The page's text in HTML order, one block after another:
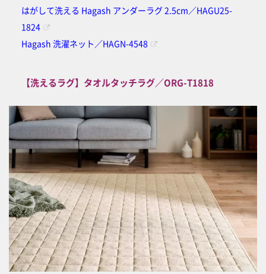
はがして洗える Hagash アンダーラグ 2.5cm／HAGU25-
1824
Hagash 洗濯ネット／HAGN-4548
【洗えるラグ】タオルタッチラグ／ORG-T1818